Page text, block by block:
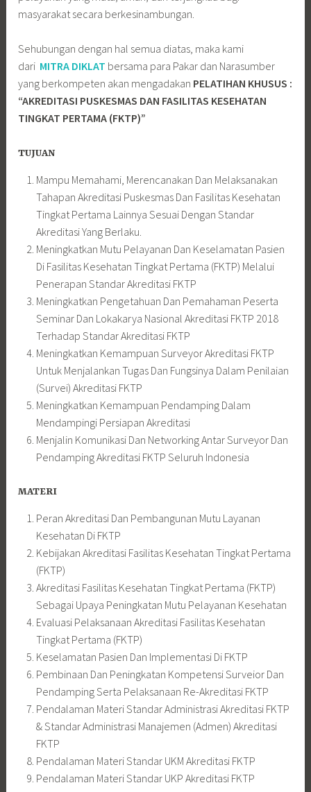
masyarakat secara berkesinambungan.
Sehubungan dengan hal semua diatas, maka kami
dari MITRA DIKLAT bersama para Pakar dan Narasumber
yang berkompeten akan mengadakan PELATIHAN KHUSUS :
“AKREDITASI PUSKESMAS DAN FASILITAS KESEHATAN
TINGKAT PERTAMA (FKTP)”
TUJUAN
Mampu Memahami, Merencanakan Dan Melaksanakan
Tahapan Akreditasi Puskesmas Dan Fasilitas Kesehatan
Tingkat Pertama Lainnya Sesuai Dengan Standar
Akreditasi Yang Berlaku.
Meningkatkan Mutu Pelayanan Dan Keselamatan Pasien
Di Fasilitas Kesehatan Tingkat Pertama (FKTP) Melalui
Penerapan Standar Akreditasi FKTP
Meningkatkan Pengetahuan Dan Pemahaman Peserta
Seminar Dan Lokakarya Nasional Akreditasi FKTP 2018
Terhadap Standar Akreditasi FKTP
Meningkatkan Kemampuan Surveyor Akreditasi FKTP
Untuk Menjalankan Tugas Dan Fungsinya Dalam Penilaian
(Survei) Akreditasi FKTP
Meningkatkan Kemampuan Pendamping Dalam
Mendampingi Persiapan Akreditasi
Menjalin Komunikasi Dan Networking Antar Surveyor Dan
Pendamping Akreditasi FKTP Seluruh Indonesia
MATERI
Peran Akreditasi Dan Pembangunan Mutu Layanan
Kesehatan Di FKTP
Kebijakan Akreditasi Fasilitas Kesehatan Tingkat Pertama
(FKTP)
Akreditasi Fasilitas Kesehatan Tingkat Pertama (FKTP)
Sebagai Upaya Peningkatan Mutu Pelayanan Kesehatan
Evaluasi Pelaksanaan Akreditasi Fasilitas Kesehatan
Tingkat Pertama (FKTP)
Keselamatan Pasien Dan Implementasi Di FKTP
Pembinaan Dan Peningkatan Kompetensi Surveior Dan
Pendamping Serta Pelaksanaan Re-Akreditasi FKTP
Pendalaman Materi Standar Administrasi Akreditasi FKTP
& Standar Administrasi Manajemen (Admen) Akreditasi
FKTP
Pendalaman Materi Standar UKM Akreditasi FKTP
Pendalaman Materi Standar UKP Akreditasi FKTP